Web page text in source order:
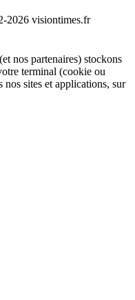
2026 visiontimes.fr
nos partenaires) stockons
terminal (cookie ou
sites et applications, sur